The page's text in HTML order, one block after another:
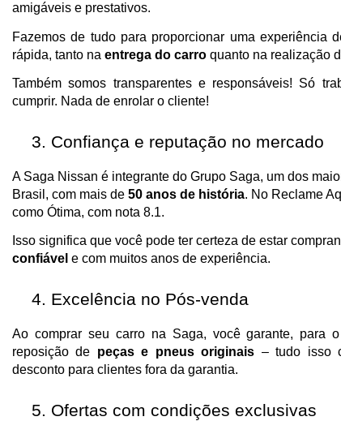
amigáveis e prestativos.
Fazemos de tudo para proporcionar uma experiência
rápida, tanto na entrega do carro quanto na realização
Também somos transparentes e responsáveis! Só
cumprir. Nada de enrolar o cliente!
Confiança e reputação no mercado
A Saga Nissan é integrante do Grupo Saga, um dos
Brasil, com mais de 50 anos de história. No Reclame
como Ótima, com nota 8.1.
Isso significa que você pode ter certeza de estar
confiável e com muitos anos de experiência.
Excelência no Pós-venda
Ao comprar seu carro na Saga, você garante, para
reposição de peças e pneus originais – tudo isso
desconto para clientes fora da garantia.
Ofertas com condições exclusivas